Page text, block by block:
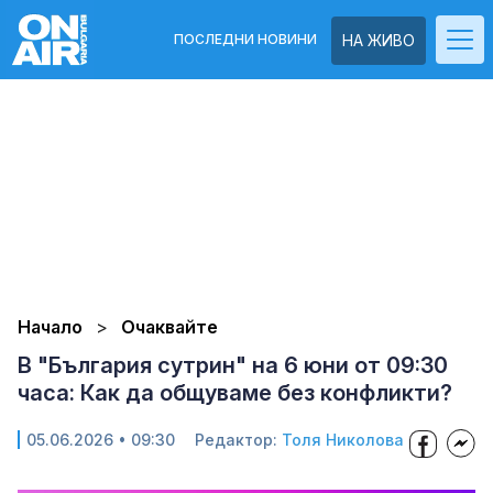
НА ЖИВО
ПОСЛЕДНИ НОВИНИ
Начало Очаквайте
В "България сутрин" на 6 юни от 09:30
часа: Как да общуваме без конфликти?
05.06.2026 • 09:30 Редактор: Толя Николова